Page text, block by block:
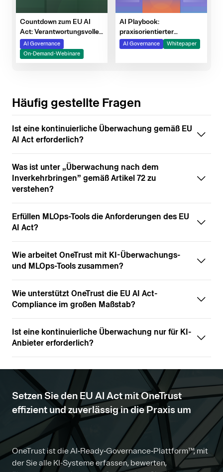
Countdown zum EU AI
Act: Verantwortungsvolle
Umsetzung der
Anforderungen
AI Governance
On-Demand-Webinare
AI Playbook:
praxisorientierter
Leitfaden für Anbieter und
Betreiber von AI
AI Governance Whitepaper
Häufig gestellte Fragen
Ist eine kontinuierliche Überwachung gemäß EU
AI Act erforderlich?
Was ist unter „Überwachung nach dem
Inverkehrbringen” gemäß Artikel 72 zu
verstehen?
Erfüllen MLOps-Tools die Anforderungen des EU
AI Act?
Wie arbeitet OneTrust mit KI-Überwachungs-
und MLOps-Tools zusammen?
Wie unterstützt OneTrust die EU AI Act-
Compliance im großen Maßstab?
Ist eine kontinuierliche Überwachung nur für KI-
Anbieter erforderlich?
Setzen Sie den EU AI Act mit OneTrust
effizient und zuverlässig in die Praxis um
OneTrust ist die AI‑Ready‑Governance‑Plattform™, mit
der Sie alle KI-Systeme erfassen, bewerten,